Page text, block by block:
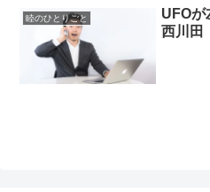
睦のひとりごと
UFOが
西川田